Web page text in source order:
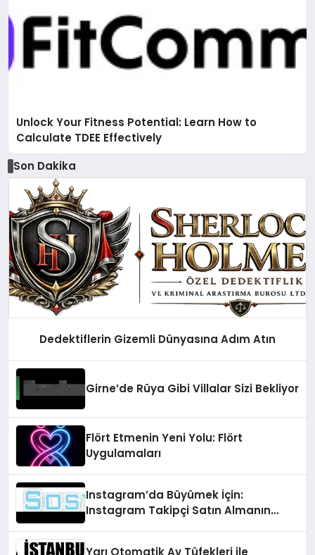
Unlock Your Fitness Potential: Learn How to
Calculate TDEE Effectively
Son Dakika
Dedektiflerin Gizemli Dünyasına Adım Atın
Girne’de Rüya Gibi Villalar Sizi Bekliyor
Flört Etmenin Yeni Yolu: Flört
Uygulamaları
Instagram’da Büyümek İçin:
Instagram Takipçi Satın Almanın
Yarı Otomatik Av Tüfekleri ile